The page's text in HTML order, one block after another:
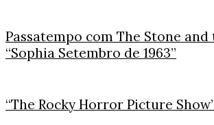
Passatempo com The Stone and
“Sophia Setembro de 1963”
“The Rocky Horror Picture